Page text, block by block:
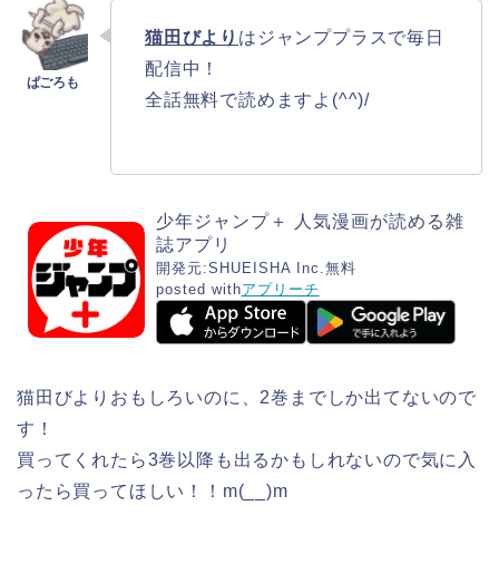
猫田びより はジャンププラスで毎日
配信中！
全話無料で読めますよ(^^)/
少年ジャンプ＋ 人気漫画が読める雑
誌アプリ
開発元:SHUEISHA Inc. 無料
posted withアプリーチ
猫田びよりおもしろいのに、2巻までしか出てないので
す！
買ってくれたら3巻以降も出るかもしれないので気に入
ったら買ってほしい！！m(__)m